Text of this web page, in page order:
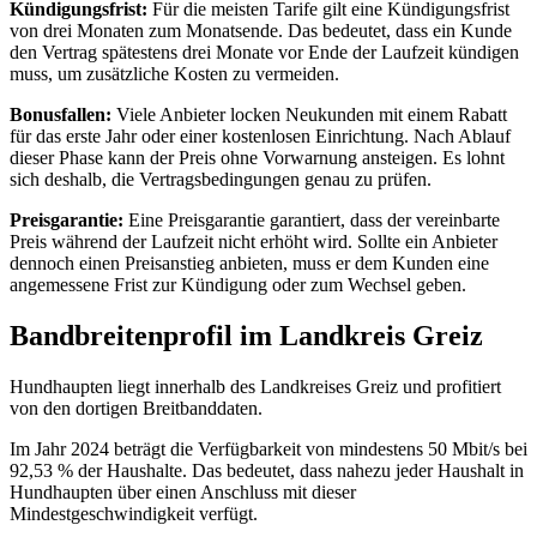
Kündigungsfrist: Für die meisten Tarife gilt eine Kündigungsfrist
von drei Monaten zum Monatsende. Das bedeutet, dass ein Kunde
den Vertrag spätestens drei Monate vor Ende der Laufzeit kündigen
muss, um zusätzliche Kosten zu vermeiden.
Bonusfallen: Viele Anbieter locken Neukunden mit einem Rabatt
für das erste Jahr oder einer kostenlosen Einrichtung. Nach Ablauf
dieser Phase kann der Preis ohne Vorwarnung ansteigen. Es lohnt
sich deshalb, die Vertragsbedingungen genau zu prüfen.
Preisgarantie: Eine Preisgarantie garantiert, dass der vereinbarte
Preis während der Laufzeit nicht erhöht wird. Sollte ein Anbieter
dennoch einen Preisanstieg anbieten, muss er dem Kunden eine
angemessene Frist zur Kündigung oder zum Wechsel geben.
Bandbreitenprofil im Landkreis Greiz
Hundhaupten liegt innerhalb des Landkreises Greiz und profitiert
von den dortigen Breitbanddaten.
Im Jahr 2024 beträgt die Verfügbarkeit von mindestens 50 Mbit/s bei
92,53 % der Haushalte. Das bedeutet, dass nahezu jeder Haushalt in
Hundhaupten über einen Anschluss mit dieser
Mindestgeschwindigkeit verfügt.